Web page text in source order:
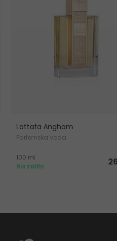
Lattafa Angham
Parfemska voda
100 ml
Na zalihi